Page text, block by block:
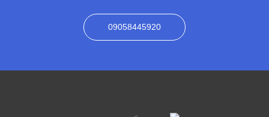
09058445920